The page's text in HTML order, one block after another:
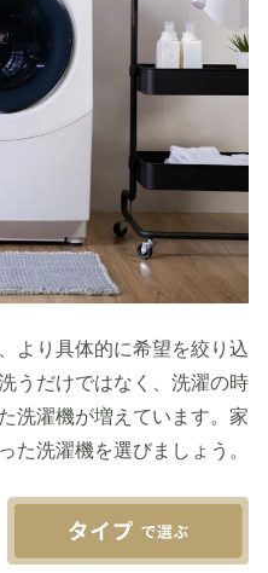
より具体的に希望を絞り込
うだけではなく、洗濯の時
洗濯機が増えています。家
た洗濯機を選びましょう。